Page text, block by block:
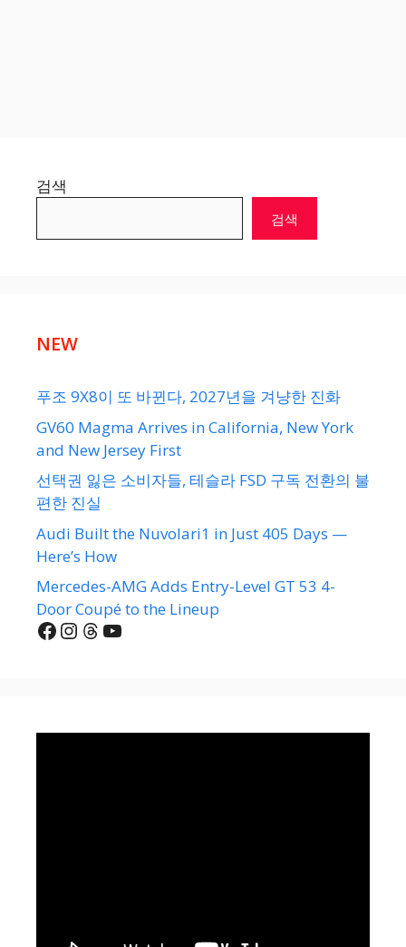
검색
검색
NEW
푸조 9X8이 또 바뀐다, 2027년을 겨냥한 진화
GV60 Magma Arrives in California, New York
and New Jersey First
선택권 잃은 소비자들, 테슬라 FSD 구독 전환의 불
편한 진실
Audi Built the Nuvolari1 in Just 405 Days —
Here’s How
Mercedes-AMG Adds Entry-Level GT 53 4-
Door Coupé to the Lineup
Facebook
Instagram
Threads
YouTube